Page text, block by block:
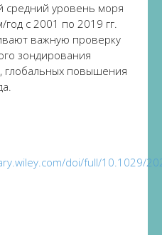
средний уровень моря
с 2001 по 2019 гг.
важную проверку
зондирования
глобальных повышения
doi/full/10.1029/